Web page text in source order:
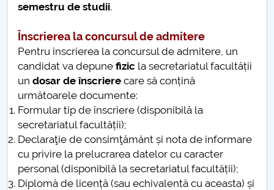
semestru de studii.
Înscrierea la concursul de admitere
Pentru înscrierea la concursul de admitere, un
candidat va depunefizic la secretariatul facultății
undosar de înscrierecare să conțină
următoarele documente:
Formular tip de înscriere (disponibilă la
secretariatul facultății);
Declaraţie de consimţământ și nota de informare
cu privire la prelucrarea datelor cu caracter
personal (disponibilă la secretariatul facultății);
Diplomă de licență (sau echivalentă cu aceasta) și